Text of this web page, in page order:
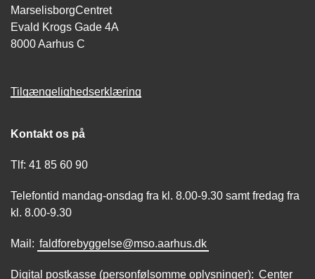
MarselisborgCentret
Evald Krogs Gade 4A
8000 Aarhus C
Tilgængelighedserklæring
Kontakt os på
Tlf: 41 85 60 90
Telefontid mandag-onsdag fra kl. 8.00-9.30 samt fredag fra
kl. 8.00-9.30
Mail: faldforebyggelse@mso.aarhus.dk
Digital postkasse (personfølsomme oplysninger): Center